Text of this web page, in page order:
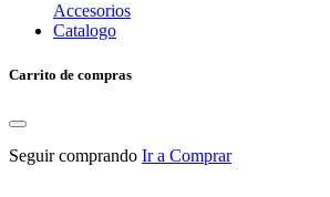
Accesorios
Catalogo
Carrito de compras
Seguir comprando Ir a Comprar